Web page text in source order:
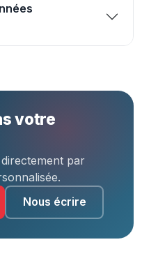
votre
par
Nous écrire